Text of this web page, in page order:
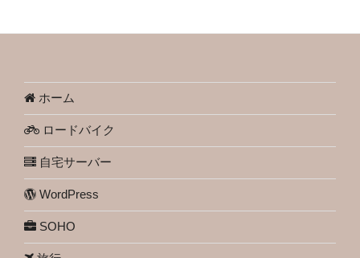
ホーム
ロードバイク
自宅サーバー
WordPress
SOHO